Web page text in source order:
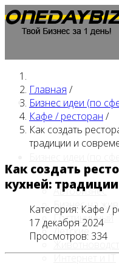
Главная
Автобизнес
Бизнес на
Гостиничный
Детские
Главная /
Бизнес идеи (по
Кафе / ресторан /
Как создать
традиции и
Как создать
кухней:
Категория: Кафе /
17 декабря 2024
Просмотров: 334